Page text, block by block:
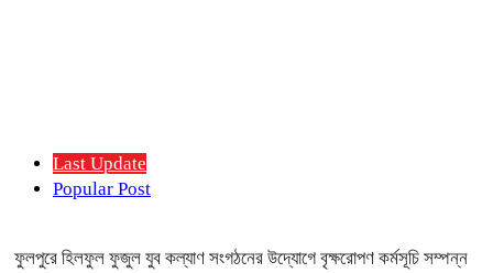
Last Update
Popular Post
ফুলপুরে হিলফুল ফুজুল যুব কল্যাণ সংগঠনের উদ্যোগে বৃক্ষরোপণ কর্মসূচি সম্পন্ন